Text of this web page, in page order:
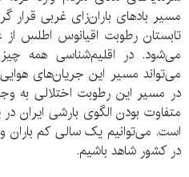
مسیر بادهای باران‌زای غربی
تابستان رطوبت اقیانوس اطلس
می‌شود. در اقلیم‌شناسی همه
می‌تواند مسیر این جریان‌های هوایی
در مسیر این رطوبت اختلالی به
متفاوت بودن الگوی بارشی ایران
است. می‌توانیم یک سالی کم باران
در کشور شاهد باشیم.